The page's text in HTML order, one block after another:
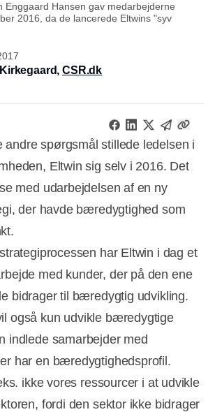
Enggaard Hansen gav medarbejderne
2016, da de lancerede Eltwins "syv
Kirkegaard,CSR.dk
andre spørgsmål stillede ledelsen i
Eltwin sig selv i 2016. Det
med udarbejdelsen af en ny
der havde bæredygtighed som
har Eltwin i dag et
med kunder, der på den ene
bidrager til bæredygtig udvikling.
også kun udvikle bæredygtige
indlede samarbejder med
har en bæredygtighedsprofil.
ikke vores ressourcer i at udvikle
fordi den sektor ikke bidrager